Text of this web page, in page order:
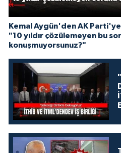
Kemal Aygün'den AK Parti'ye
"10 yıldır çözülemeyen bu
konuşmuyorsunuz?"